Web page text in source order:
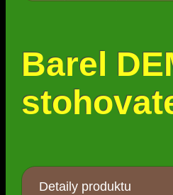
Barel
Detaily produktu